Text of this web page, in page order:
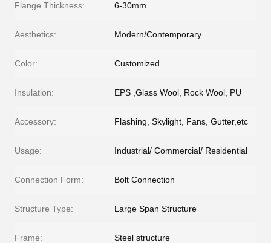
Flange Thickness: 6-30mm
Aesthetics: Modern/Contemporary
Color: Customized
Insulation: EPS ,Glass Wool, Rock Wool, PU
Accessory: Flashing, Skylight, Fans, Gutter,etc
Usage: Industrial/ Commercial/ Residential
Connection Form: Bolt Connection
Structure Type: Large Span Structure
Frame: Steel structure